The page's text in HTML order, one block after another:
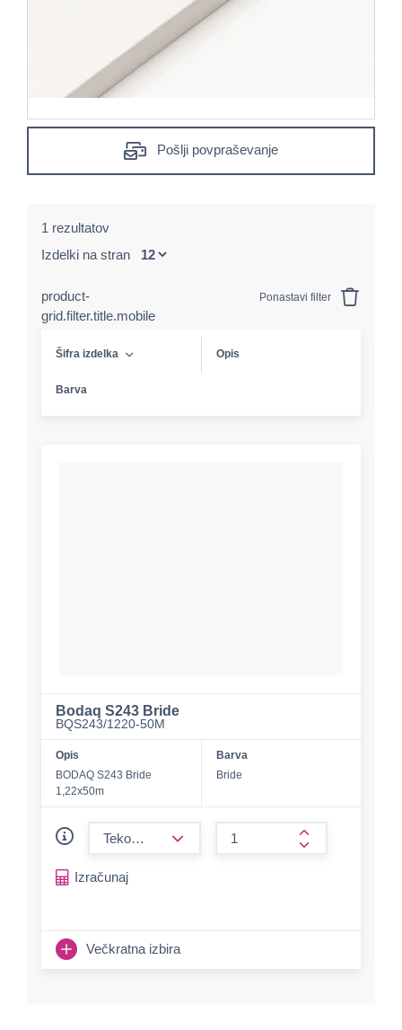
Pošlji povpraševanje
1 rezultatov
Izdelki na stran
product-
grid.filter.title.mobile
Ponastavi filter
Šifra izdelka Opis
Barva
Bodaq S243 Bride
BQS243/1220-50M
Opis
BODAQ S243 Bride
1,22x50m
Barva
Bride
form.increase-
Izračunaj
Večkratna izbira